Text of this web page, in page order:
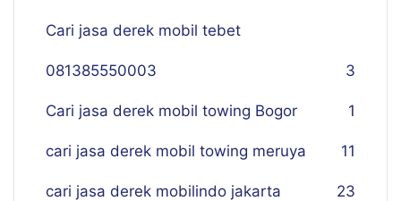
Cari jasa derek mobil tebet
081385550003 3
Cari jasa derek mobil towing Bogor 1
cari jasa derek mobil towing meruya 11
cari jasa derek mobilindo jakarta 23